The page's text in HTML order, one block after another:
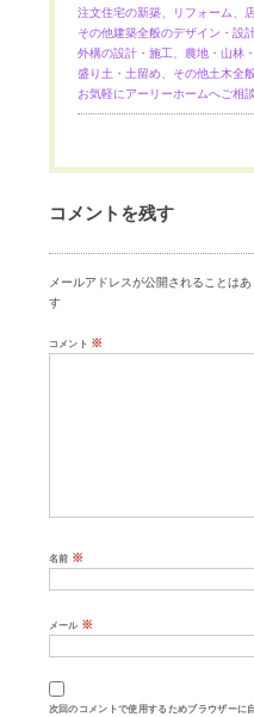
注文住宅の新築、リフォーム、
その他建築全般のデザイン・設
外構の設計・施工、農地・山林
盛り土・土留め、その他土木全
お気軽にアーリーホームへご相
コメントを残す
メールアドレスが公開されることはあ
す
コメント ※
名前 ※
メール ※
次回のコメントで使用するためブラウザーに